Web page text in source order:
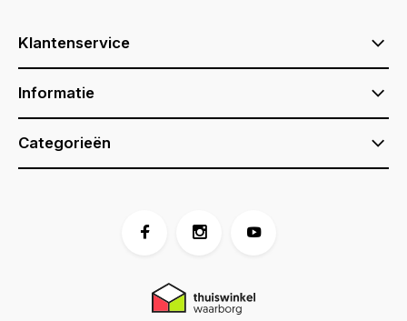
Klantenservice
Informatie
Categorieën